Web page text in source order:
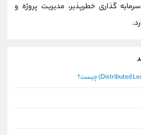
گذاری خطرپذیر، مدیریت پروژه و